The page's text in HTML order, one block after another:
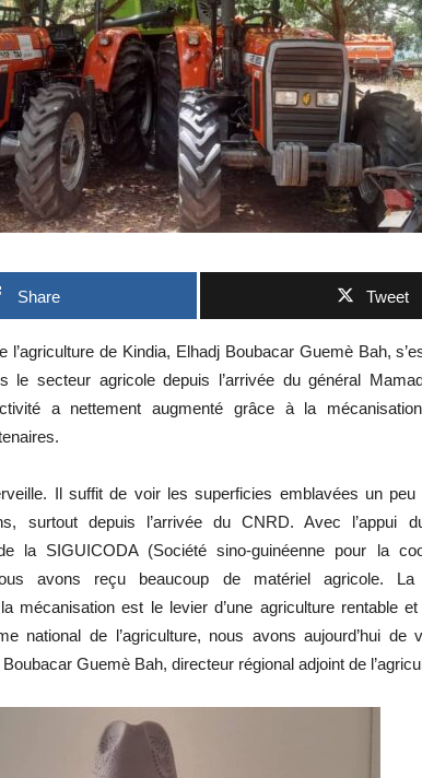
Share Tweet
l’agriculture de Kindia, Elhadj Boubacar Guemè Bah,
le secteur agricole depuis l’arrivée du général
a nettement augmenté grâce à la
Il suffit de voir les superficies emblavées un peu
surtout depuis l’arrivée du CNRD. Avec l’appui
la SIGUICODA (Société sino-guinéenne pour la
avons reçu beaucoup de matériel agricole.
mécanisation est le levier d’une agriculture rentable
national de l’agriculture, nous avons aujourd’hui de
Guemè Bah, directeur régional adjoint de